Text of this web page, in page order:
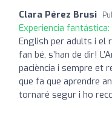
Clara Pérez Brusi
Experiencia fantástica:
English per adults i el
fan bé, s’han de dir!
paciència i sempre et
que fa que aprendre
tornaré segur i ho